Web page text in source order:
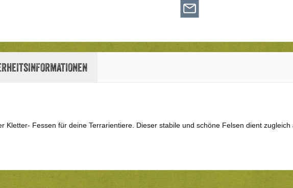
Fessen für deine Terrarientiere. Dieser stabile und schöne Felsen dient